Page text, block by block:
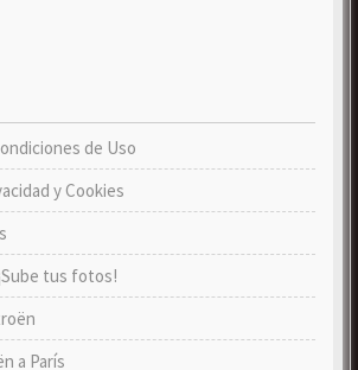
de Uso
y Cookies
tus fotos!
a París